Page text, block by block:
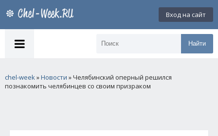
Вход на сайт
Найти
chel-week»Новости » Челябинский оперный решился
познакомить челябинцев со своим призраком